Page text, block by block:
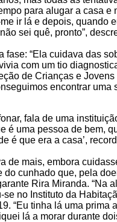
para alugar a casa
ir lá e depois, quando
sei quê, pronto”,
“Ela cuidava das
com um tio
de Crianças e
encontrar uma
fala de uma
uma pessoa de bem,
é que era a casa’,
de mais, embora
cunhado que, pela
Rira Miranda. “Na
no Instituto da
“Eu tinha lá uma prima
lá a morar durante